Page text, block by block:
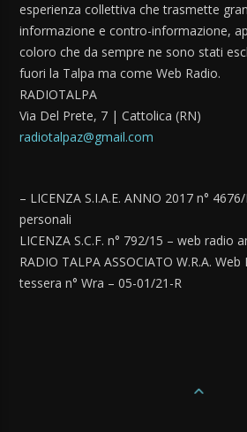
esperienza collettiva che trasmette
informazione e contro-informazione,
coloro che da sempre ne sono stati
fuori la Talpa ma come Web Radio.
RADIOTALPA
Via Del Prete, 7 | Cattolica (RN)
radiotalpaz@gmail.com
– LICENZA S.I.A.E. ANNO 2017 n°
personali
LICENZA S.C.F. n° 792/15 – web radio
RADIO TALPA ASSOCIATO W.R.A.
tessera n° Wra – 05-01/21-R